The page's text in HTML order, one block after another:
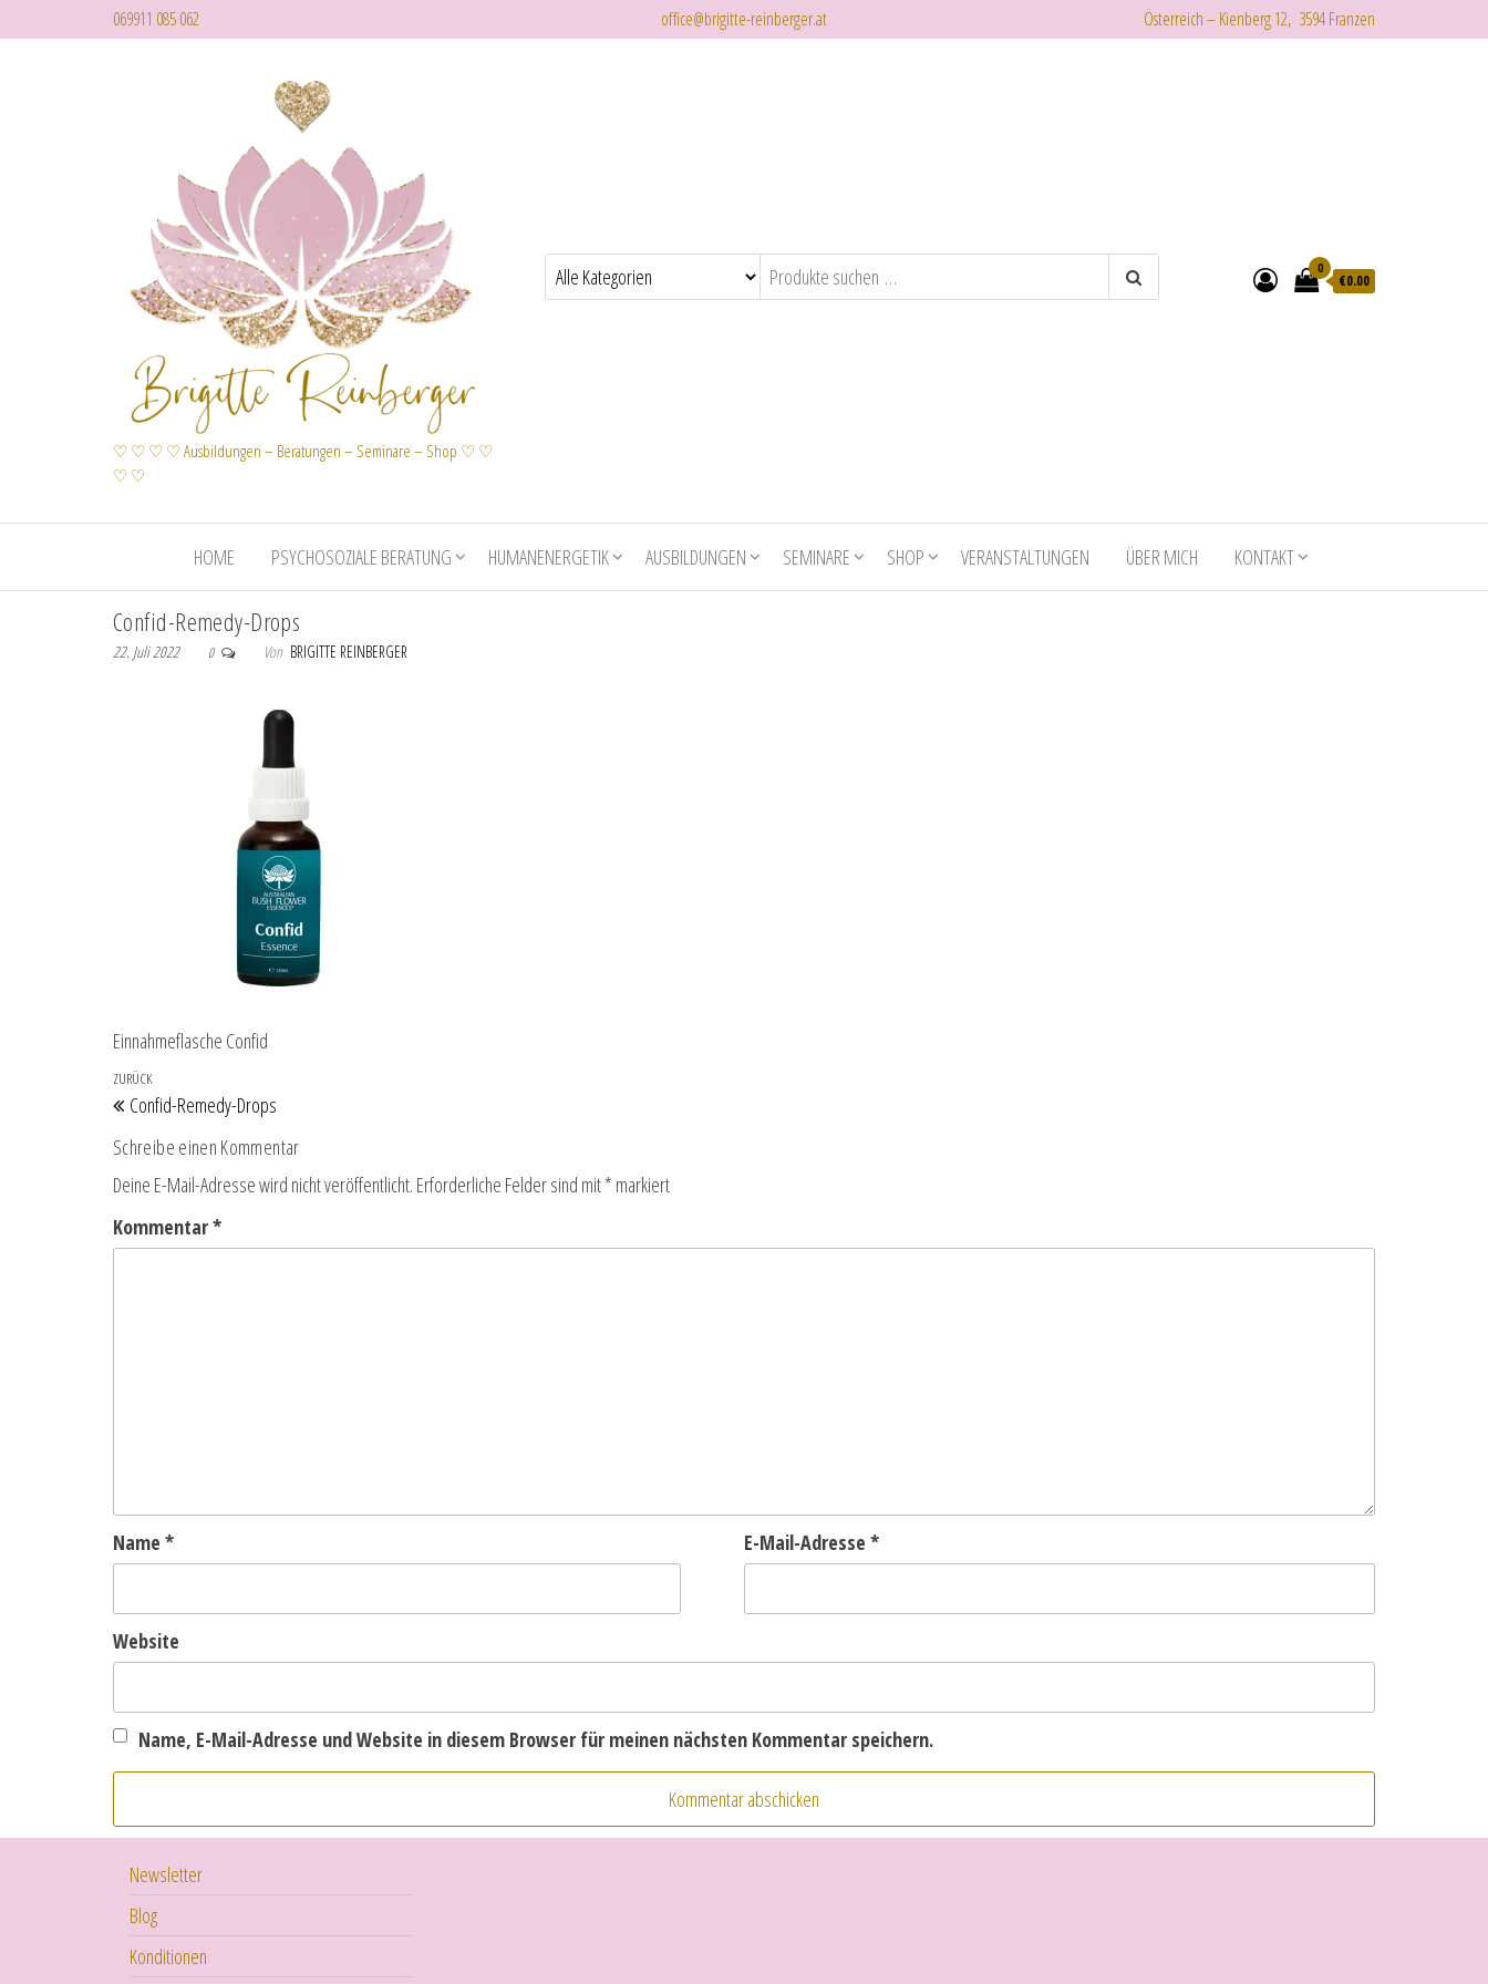
069911 085 062 office@brigitte-reinberger.at Österreich – Kienberg 12, 3594 Franzen
♡ ♡ ♡ ♡ Ausbildungen – Beratungen – Seminare – Shop ♡ ♡
♡ ♡
0
€0.00
HOME PSYCHOSOZIALE BERATUNG HUMANENERGETIK AUSBILDUNGEN SEMINARE SHOP VERANSTALTUNGEN ÜBER MICH KONTAKT
Confid-Remedy-Drops
22. Juli 2022 0 Von BRIGITTE REINBERGER
Einnahmeflasche Confid
Beitragsnavigation
Vorheriger Beitrag
ZURÜCK
Confid-Remedy-Drops
Schreibe einen Kommentar
Deine E-Mail-Adresse wird nicht veröffentlicht. Erforderliche Felder sind mit* markiert
Kommentar*
Name * E-Mail-Adresse *
Website
Name, E-Mail-Adresse und Website in diesem Browser für meinen nächsten Kommentar speichern.
Newsletter
Blog
Konditionen